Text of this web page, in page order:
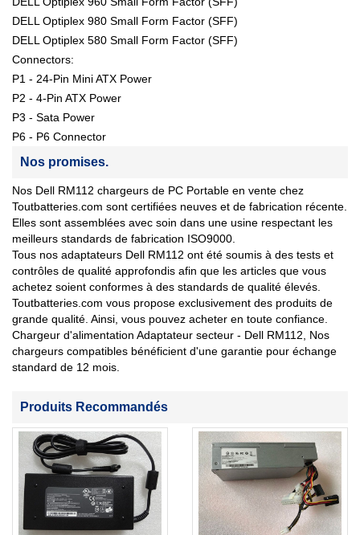
DELL Optiplex 980 Small Form Factor (SFF)
DELL Optiplex 580 Small Form Factor (SFF)
Connectors:
P1 - 24-Pin Mini ATX Power
P2 - 4-Pin ATX Power
P3 - Sata Power
P6 - P6 Connector
Nos promises.
Nos Dell RM112 chargeurs de PC Portable en vente chez
Toutbatteries.com sont certifiées neuves et de fabrication récente.
Elles sont assemblées avec soin dans une usine respectant les
meilleurs standards de fabrication ISO9000.
Tous nos adaptateurs Dell RM112 ont été soumis à des tests et
contrôles de qualité approfondis afin que les articles que vous
achetez soient conformes à des standards de qualité élevés.
Toutbatteries.com vous propose exclusivement des produits de
grande qualité. Ainsi, vous pouvez acheter en toute confiance.
Chargeur d'alimentation Adaptateur secteur - Dell RM112, Nos
chargeurs compatibles bénéficient d'une garantie pour échange
standard de 12 mois.
Produits Recommandés